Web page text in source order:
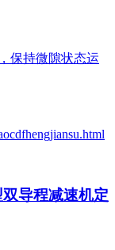
保持微隙状态运
导程减速机定